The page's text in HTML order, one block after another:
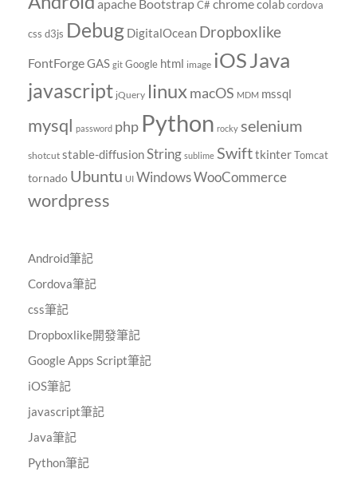
apache BootstrapC# chromecolabcordova
css d3js Debug DigitalOcean Dropboxlike
FontForgeGAS git Google html image iOSJava
javascript jQuery linuxmacOS MDM mssql
mysql password php Python rocky selenium
shotcut stable-diffusionString sublime SwifttkinterTomcat
tornado Ubuntu UI WindowsWooCommerce
wordpress
Android筆記
Cordova筆記
css筆記
Dropboxlike開發筆記
Google Apps Script筆記
iOS筆記
javascript筆記
Java筆記
Python筆記